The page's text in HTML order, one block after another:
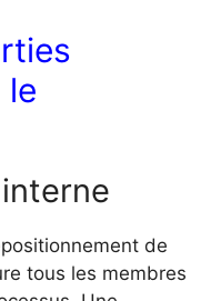
le
de
tous les membres